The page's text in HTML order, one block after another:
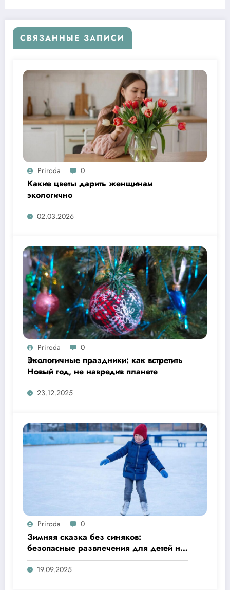
СВЯЗАННЫЕ ЗАПИСИ
Priroda 0
Какие цветы дарить женщинам
экологично
02.03.2026
Priroda 0
Экологичные праздники: как встретить
Новый год, не навредив планете
23.12.2025
Priroda 0
Зимняя сказка без синяков:
безопасные развлечения для детей на
улице
19.09.2025